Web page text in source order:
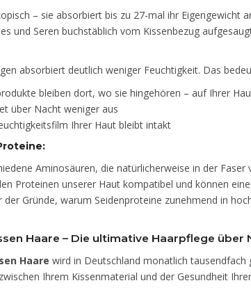
– sie absorbiert bis zu 27-mal ihr Eigengewicht
und Seren buchstäblich vom Kissenbezug
absorbiert deutlich weniger Feuchtigkeit. Das
bleiben dort, wo sie hingehören – auf Ihrer
über Nacht weniger aus
Ihrer Haut bleibt intakt
Aminosäuren, die natürlicherweise in der
Proteinen unserer Haut kompatibel und können
Gründe, warum Seidenproteine zunehmend in
Haare – Die ultimative Haarpflege über
Haare wird in Deutschland monatlich tausendfach
Ihrem Kissenmaterial und der Gesundheit